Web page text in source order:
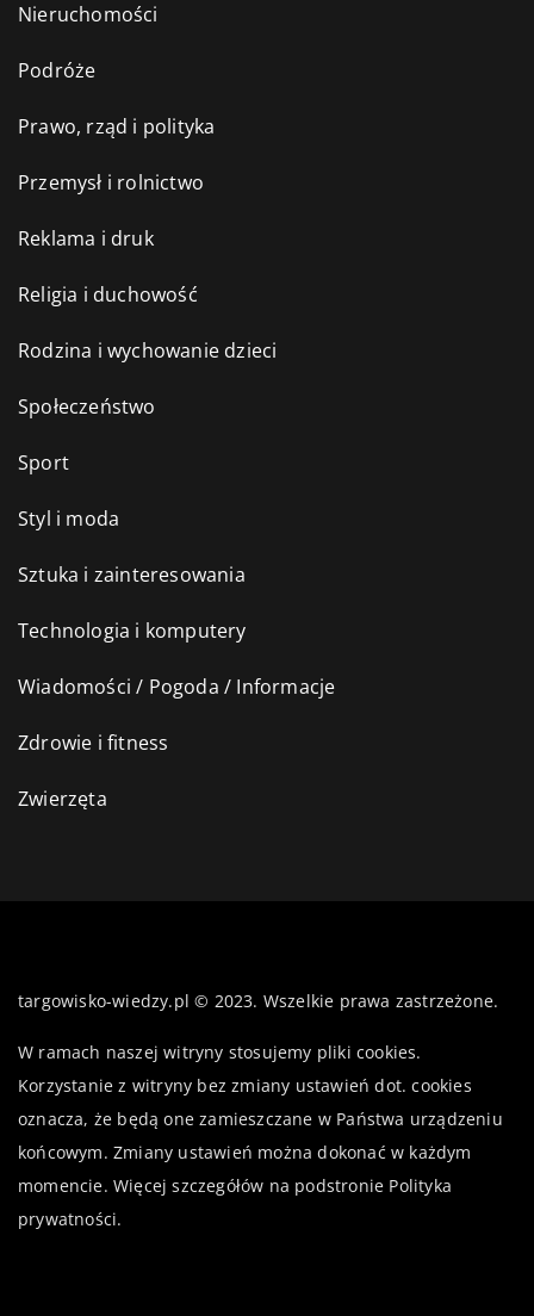
Nieruchomości
Podróże
Prawo, rząd i polityka
Przemysł i rolnictwo
Reklama i druk
Religia i duchowość
Rodzina i wychowanie dzieci
Społeczeństwo
Sport
Styl i moda
Sztuka i zainteresowania
Technologia i komputery
Wiadomości / Pogoda / Informacje
Zdrowie i fitness
Zwierzęta
targowisko-wiedzy.pl © 2023. Wszelkie prawa zastrzeżone.
W ramach naszej witryny stosujemy pliki cookies.
Korzystanie z witryny bez zmiany ustawień dot. cookies
oznacza, że będą one zamieszczane w Państwa urządzeniu
końcowym. Zmiany ustawień można dokonać w każdym
momencie. Więcej szczegółów na podstronie Polityka
prywatności.